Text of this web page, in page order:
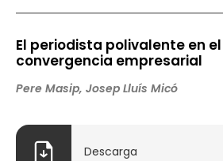
El periodista polivalente en
convergencia empresarial
Pere Masip, Josep Lluís Micó
Descarga